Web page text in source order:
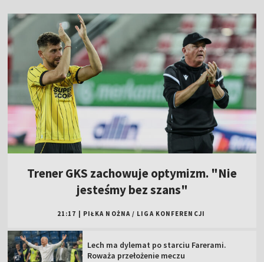
Trener GKS zachowuje optymizm. "Nie
jesteśmy bez szans"
21:17 PIŁKA NOŻNA / LIGA KONFERENCJI
Lech ma dylemat po starciu Farerami.
Roważa przełożenie meczu